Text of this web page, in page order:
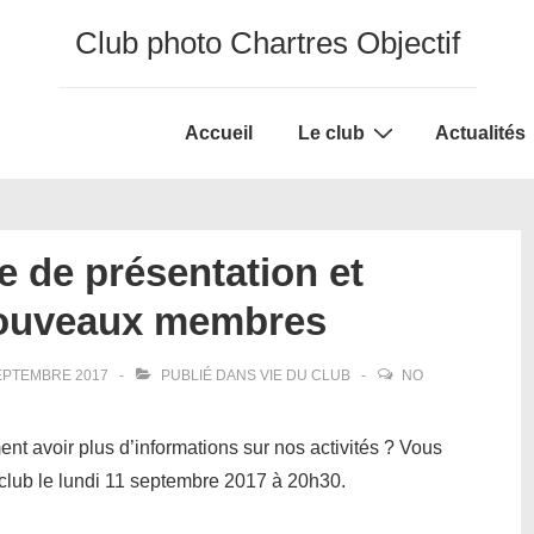
Club photo Chartres Objectif
Main
Accueil Le club Actualités
de présentation et
membres
2017 PUBLIÉ DANS VIE DU CLUB NO
avoir plus d’informations sur nos activités ? Vous
le lundi 11 septembre 2017 à 20h30.